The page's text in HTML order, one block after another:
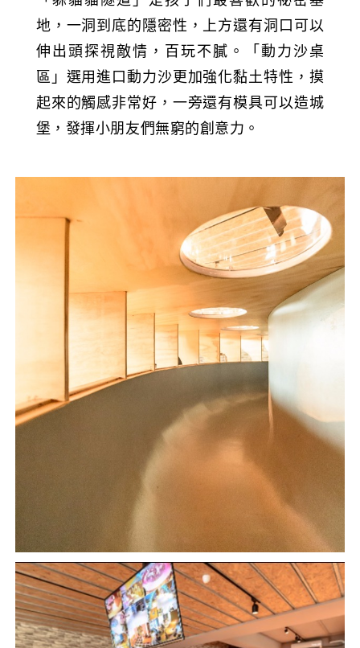
地，一洞到底的隱密性，上方還有洞口可以
伸出頭探視敵情，百玩不膩。「動力沙桌
區」選用進口動力沙更加強化黏土特性，摸
起來的觸感非常好，一旁還有模具可以造城
堡，發揮小朋友們無窮的創意力。